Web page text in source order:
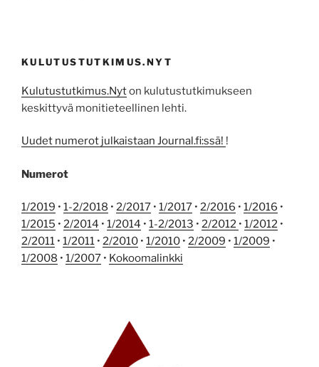
KULUTUSTUTKIMUS.NYT
Kulutustutkimus.Nyton kulutustutkimukseen
keskittyvä monitieteellinen lehti.
Uudet numerot julkaistaan Journal.fi:ssä! !
Numerot
1/2019 • 1-2/2018 • 2/2017 • 1/2017 • 2/2016 • 1/2016 •
1/2015 • 2/2014 • 1/2014 • 1-2/2013 • 2/2012 • 1/2012 •
2/2011 • 1/2011 • 2/2010 • 1/2010 • 2/2009 • 1/2009 •
1/2008 • 1/2007 • Kokoomalinkki